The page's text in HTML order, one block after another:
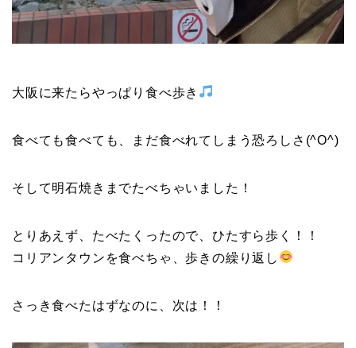
大阪に来たらやっぱり食べ歩き
食べても食べても、まだ食べれてしまう恐ろしさ(^O^)
そして明石焼きまでたべちゃいました！
とりあえず、たべたくったので、ひたすら歩く！！
コリアンタウンを食べちゃ、歩きの繰り返し
さっき食べたはずなのに、次は！！